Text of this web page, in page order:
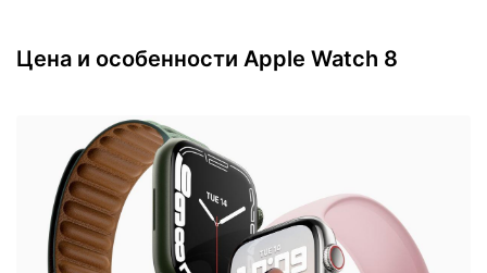
Цена и особенности Apple Watch 8